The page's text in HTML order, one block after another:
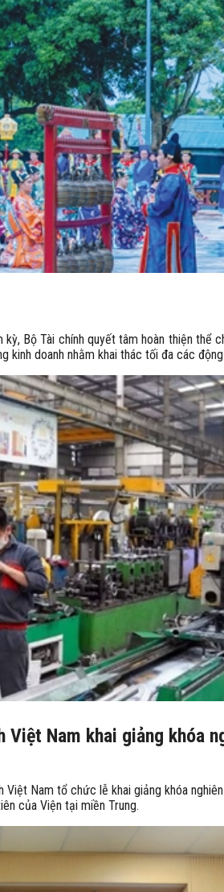
Bộ Tài chính quyết tâm hoàn thiện thể
kinh doanh nhằm khai thác tối đa các
Việt Nam khai giảng khóa
Nam tổ chức lễ khai giảng khóa
của Viện tại miền Trung.